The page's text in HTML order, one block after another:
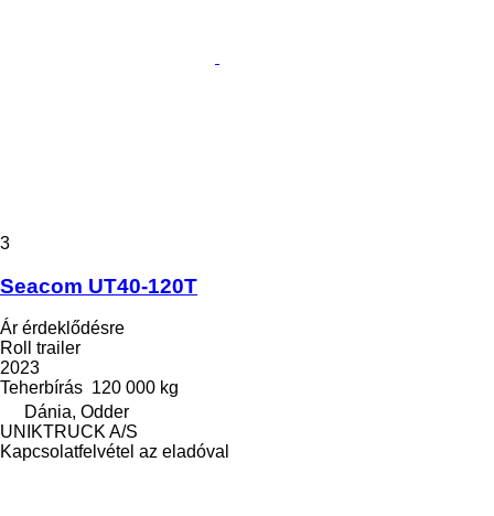
3
Seacom UT40-120T
Ár érdeklődésre
Roll trailer
2023
Teherbírás 120 000 kg
Dánia, Odder
UNIKTRUCK A/S
Kapcsolatfelvétel az eladóval